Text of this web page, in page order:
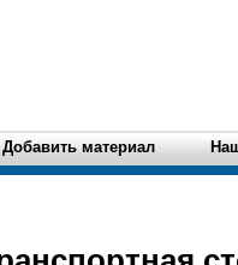
Добавить материал